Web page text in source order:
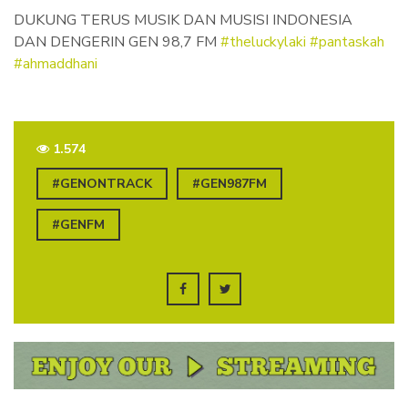
DUKUNG TERUS MUSIK DAN MUSISI INDONESIA
DAN DENGERIN GEN 98,7 FM #theluckylaki #pantaskah
#ahmaddhani
1.574
#GENONTRACK
#GEN987FM
#GENFM